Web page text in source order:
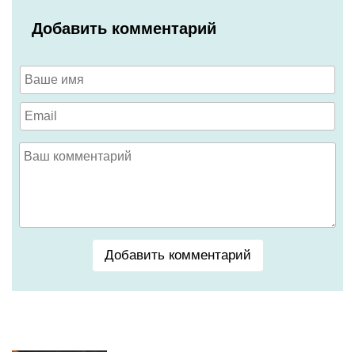
Добавить комментарий
Добавить комментарий